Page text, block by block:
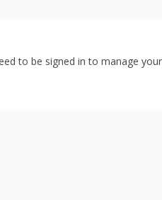
to be signed in to manage